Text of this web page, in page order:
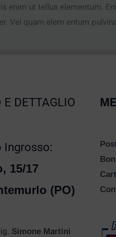
enim ut tellus elementum.
Vel quam elem entum
E DETTAGLIO
Ingrosso:
15/17
(PO)
Simone Martini